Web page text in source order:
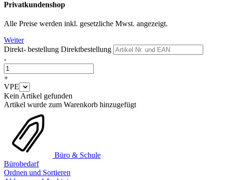
Privatkundenshop
Alle Preise werden inkl. gesetzliche Mwst. angezeigt.
Weiter
Direkt- bestellung Direktbestellung
-
+
VPE
Kein Artikel gefunden
Artikel wurde zum Warenkorb hinzugefügt
Büro & Schule
Bürobedarf
Ordnen und Sortieren